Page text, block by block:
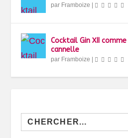
par Framboize |
Cocktail Gin XII
cannelle
par Framboize |
Search
for: